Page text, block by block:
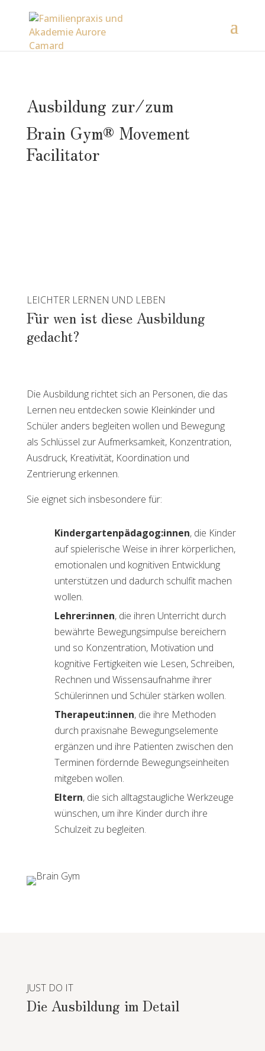
Ausbildung zur/zum
Brain Gym® Movement
Facilitator
LEICHTER LERNEN UND LEBEN
Für wen ist diese Ausbildung
gedacht?
Die Ausbildung richtet sich an Personen, die das
Lernen neu entdecken sowie Kleinkinder und
Schüler anders begleiten wollen und Bewegung
als Schlüssel zur Aufmerksamkeit, Konzentration,
Ausdruck, Kreativität, Koordination und
Zentrierung erkennen.
Sie eignet sich insbesondere für:
Kindergartenpädagog:innen, die Kinder
auf spielerische Weise in ihrer körperlichen,
emotionalen und kognitiven Entwicklung
unterstützen und dadurch schulfit machen
wollen.
Lehrer:innen, die ihren Unterricht durch
bewährte Bewegungsimpulse bereichern
und so Konzentration, Motivation und
kognitive Fertigkeiten wie Lesen, Schreiben,
Rechnen und Wissensaufnahme ihrer
Schülerinnen und Schüler stärken wollen.
Therapeut:innen, die ihre Methoden
durch praxisnahe Bewegungselemente
ergänzen und ihre Patienten zwischen den
Terminen fördernde Bewegungseinheiten
mitgeben wollen.
Eltern, die sich alltagstaugliche Werkzeuge
wünschen, um ihre Kinder durch ihre
Schulzeit zu begleiten.
JUST DO IT
Die Ausbildung im Detail